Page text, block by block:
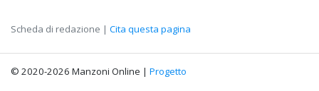
Scheda di redazione | Cita questa pagina
© 2020-2026 Manzoni Online | Progetto